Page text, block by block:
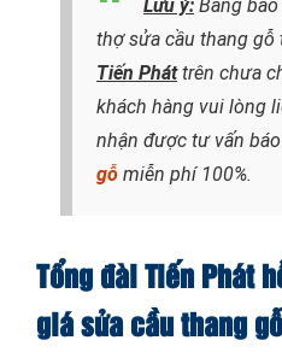
Lưu ý: Bảng
thợ sửa cầu thang gỗ
Tiến Pháttrên chưa
khách hàng vui lòng
nhận được tư vấn
gỗ miễn phí 100%.
Tổng đài Tiến Phát
giá sửa cầu thang